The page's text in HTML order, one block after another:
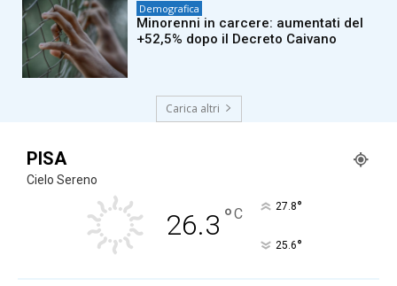
Demografica
Minorenni in carcere: aumentati del
+52,5% dopo il Decreto Caivano
Carica altri
PISA
Cielo Sereno
26.3 °C 27.8°
25.6°